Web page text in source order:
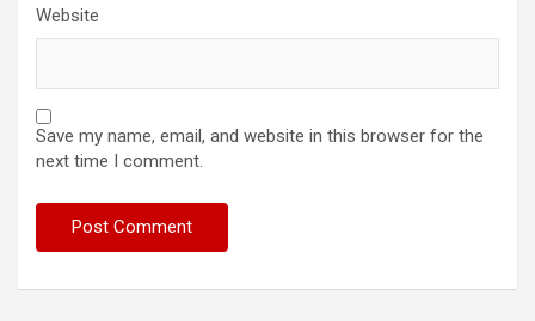
Website
Save my name, email, and website in this browser for the
next time I comment.